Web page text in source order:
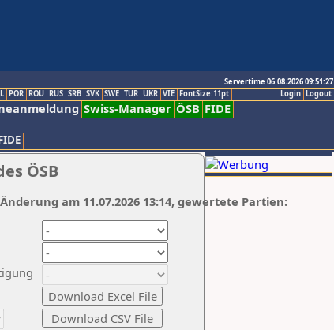
Servertime 06.08.2026 09:51:27
Logout
Login
POR ROU RUS SRB SVK SWE TUR UKR VIE FontSize:11pt
Swiss-Manager ÖSB FIDE
ÖSB
am 11.07.2026 13:14, gewertete Partien: